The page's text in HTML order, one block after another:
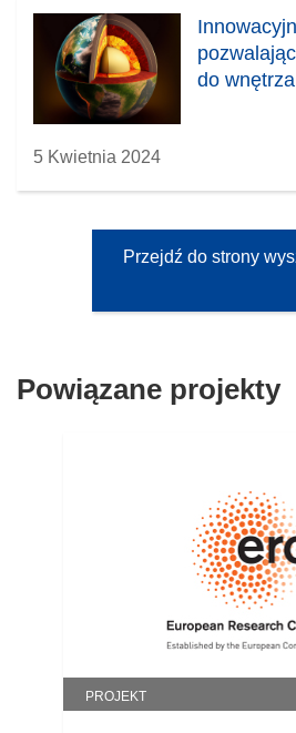
do
5 Kwietnia 2024
Przejdź do strony
Powiązane projekty
PROJEKT